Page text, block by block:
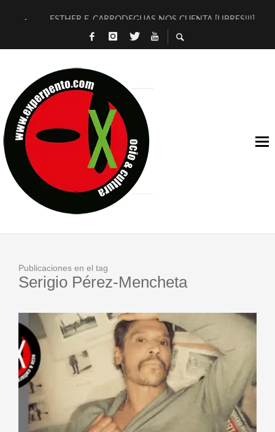
ESTHER F. CARRODEGUAS NOS CUENTA [LIBRES!!!]
[TERRA DE GUAPES] DE SANDRA MONFORT
TIMBRE 4, LA ESCUELA DEL DIRECTOR TEATRAL CLAUDIO
30 AÑOS (NO ES NADA) DE LA KATARSIS DEL TOMATAZO
MILITARES JUDÍAS EN #EXVITA
D’BALDOMEROS REINVENTAN [BITÁCORA 3.0] EN EXVITA
MARSHALL FLASH PRESENTA EN EXVITA [RELATIVA
JOFRE BARDAGÍ EN EXVITA INTERPRETANDO A SERRAT
Publicaciones en el tag
Serigio Pérez-Mencheta